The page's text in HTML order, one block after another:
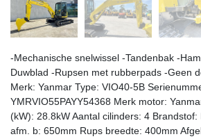
-Mechanische snelwissel -Tandenbak -
Duwblad -Rupsen met rubberpads -Geen
Merk: Yanmar Type: VIO40-5B
YMRVIO55PAYY54368 Merk motor:
(kW): 28.8kW Aantal cilinders: 4
afm. b: 650mm Rups breedte: 400mm